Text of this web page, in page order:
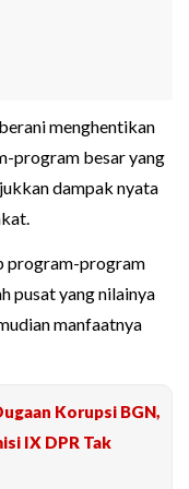
menghentikan
program besar yang
dampak nyata
program-program
pusat yang nilainya
manfaatnya
Korupsi BGN,
IX DPR Tak